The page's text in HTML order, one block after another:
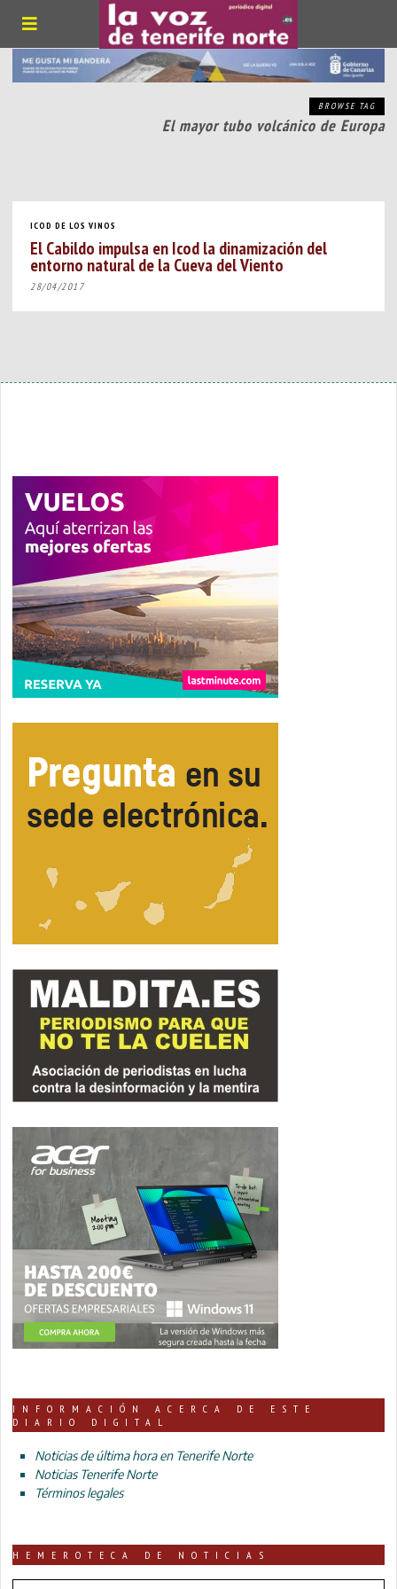
BROWSE TAG
El mayor tubo volcánico de Europa
ICOD DE LOS VINOS
El Cabildo impulsa en Icod la dinamización del
entorno natural de la Cueva del Viento
28/04/2017
INFORMACIÓN ACERCA DE ESTE
DIARIO DIGITAL
Noticias de última hora en Tenerife Norte
Noticias Tenerife Norte
Términos legales
HEMEROTECA DE NOTICIAS